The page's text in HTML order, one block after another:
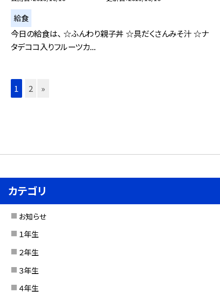
給食
今日の給食は、 ☆ふんわり親子丼 ☆具だくさんみそ汁 ☆ナ
タデココ入りフルーツカ...
1 2 »
カテゴリ
お知らせ
１年生
２年生
３年生
４年生